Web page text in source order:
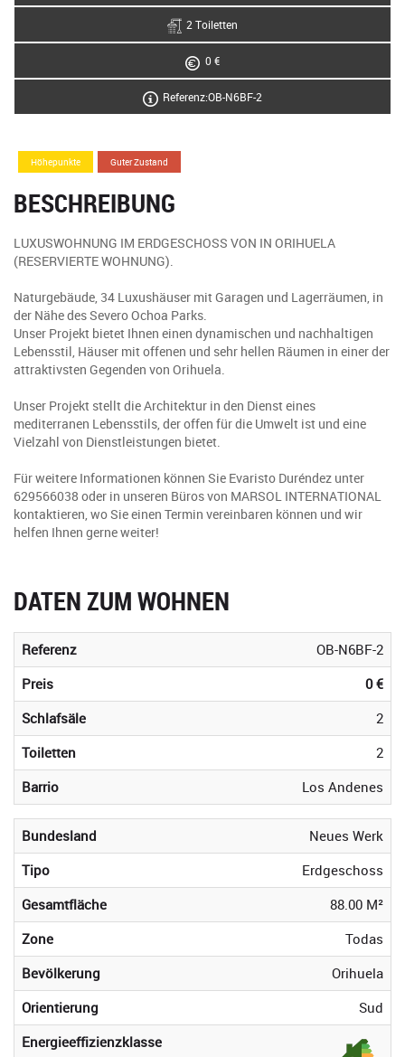
2 Toiletten
0 €
Referenz:OB-N6BF-2
Höhepunkte Guter Zustand
BESCHREIBUNG
LUXUSWOHNUNG IM ERDGESCHOSS VON IN ORIHUELA
(RESERVIERTE WOHNUNG).
Naturgebäude, 34 Luxushäuser mit Garagen und Lagerräumen, in
der Nähe des Severo Ochoa Parks.
Unser Projekt bietet Ihnen einen dynamischen und nachhaltigen
Lebensstil, Häuser mit offenen und sehr hellen Räumen in einer der
attraktivsten Gegenden von Orihuela.
Unser Projekt stellt die Architektur in den Dienst eines
mediterranen Lebensstils, der offen für die Umwelt ist und eine
Vielzahl von Dienstleistungen bietet.
Für weitere Informationen können Sie Evaristo Duréndez unter
629566038 oder in unseren Büros von MARSOL INTERNATIONAL
kontaktieren, wo Sie einen Termin vereinbaren können und wir
helfen Ihnen gerne weiter!
DATEN ZUM WOHNEN
Referenz
OB-N6BF-2
Preis
0 €
Schlafsäle
2
Toiletten
2
Barrio
Los Andenes
Bundesland
Neues Werk
Tipo
Erdgeschoss
Gesamtfläche
88.00 M²
Zone
Todas
Bevölkerung
Orihuela
Orientierung
Sud
Energieeffizienzklasse